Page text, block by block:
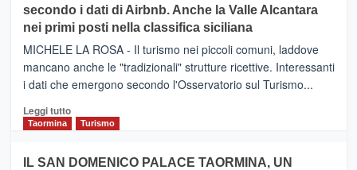
–
Inaugurato
il
nuovo
collegamento
tra
e
Zanzibar
da
secondo i dati di Airbnb. Anche la Valle Alcantara
nei primi posti nella classifica siciliana
MICHELE LA ROSA - Il turismo nei piccoli comuni, laddove
mancano anche le "tradizionali" strutture ricettive. Interessanti
i dati che emergono secondo l'Osservatorio sul Turismo...
Leggi tuttoLeggi
Taormina Turismo
IL SAN DOMENICO PALACE TAORMINA, UN